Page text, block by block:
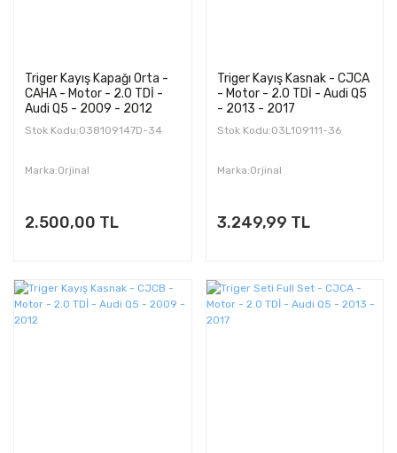
Triger Kayış Kapağı Orta -
CAHA - Motor - 2.0 TDİ -
Audi Q5 - 2009 - 2012
Stok Kodu:038109147D-34
Marka:Orjinal
2.500,00 TL
Triger Kayış Kasnak - CJCA
- Motor - 2.0 TDİ - Audi Q5
- 2013 - 2017
Stok Kodu:03L109111-36
Marka:Orjinal
3.249,99 TL